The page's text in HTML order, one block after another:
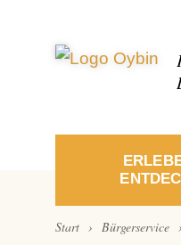
Start › Bürgerservice ›